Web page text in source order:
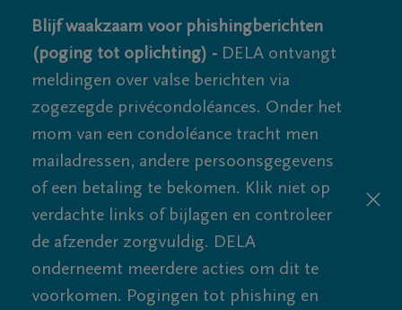
Blijf waakzaam voor phishingberichten
(poging tot oplichting) - DELA ontvangt
meldingen over valse berichten via
zogezegde privécondoléances. Onder het
mom van een condoléance tracht men
mailadressen, andere persoonsgegevens
of een betaling te bekomen. Klik niet op
verdachte links of bijlagen en controleer
de afzender zorgvuldig. DELA
onderneemt meerdere acties om dit te
voorkomen. Pogingen tot phishing en